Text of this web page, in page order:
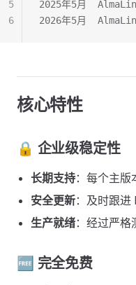
2025年5月
2026年5月
5
6
核心特性
🔒 企业级稳定性
长期支持：每个主版
安全更新：及时跟进
生产就绪：经过严
🆓 完全免费